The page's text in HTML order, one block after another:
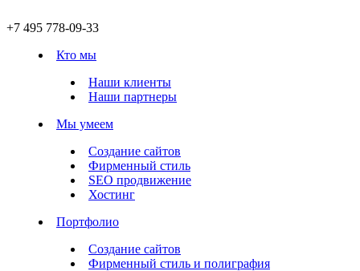
+7 495 778-09-33
Кто мы
Наши клиенты
Наши партнеры
Мы умеем
Создание сайтов
Фирменный стиль
SEO продвижение
Хостинг
Портфолио
Создание сайтов
Фирменный стиль и полиграфия